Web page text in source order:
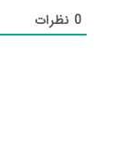
0نظرات